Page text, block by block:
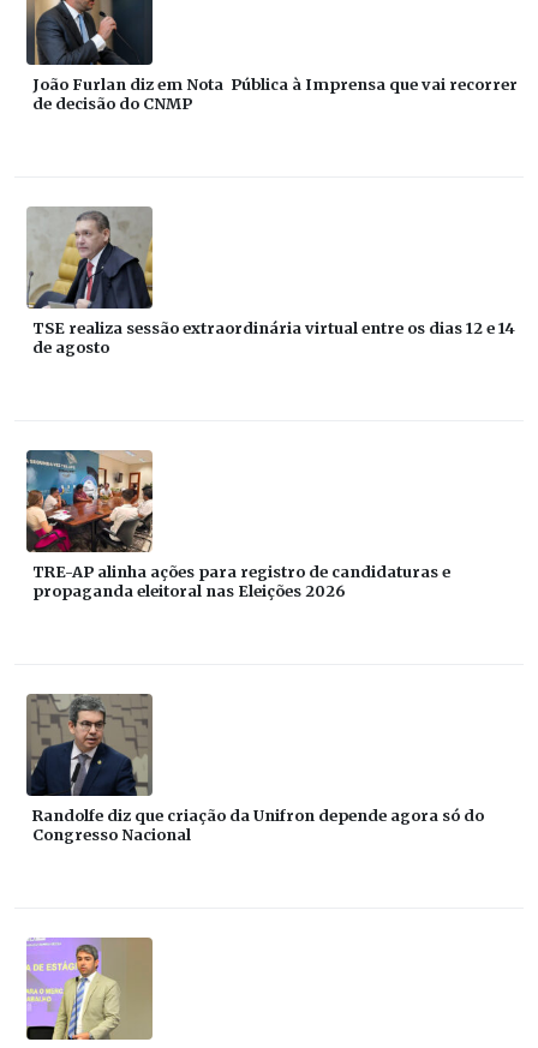
João Furlan diz em Nota Pública à Imprensa que vai recorrer
de decisão do CNMP
TSE realiza sessão extraordinária virtual entre os dias 12 e 14
de agosto
TRE-AP alinha ações para registro de candidaturas e
propaganda eleitoral nas Eleições 2026
Randolfe diz que criação da Unifron depende agora só do
Congresso Nacional